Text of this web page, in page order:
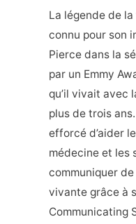
La légende de
connu pour son
Pierce dans la
par un Emmy
qu’il vivait avec
plus de trois
efforcé d’aider
médecine et les
communiquer
vivante grâce à
Communicating